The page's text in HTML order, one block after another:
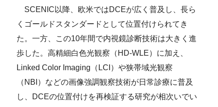
SCENIC以降、欧米ではDCEが広く普及し、長ら
くゴールドスタンダードとして位置付けられてき
た。一方、この10年間で内視鏡診断技術は大きく進
歩した。高精細白色光観察（HD-WLE）に加え、
Linked Color Imaging（LCI）や狭帯域光観察
（NBI） などの画像強調観察技術が日常診療に普及
し、DCEの位置付けを再検証する研究が相次いでい